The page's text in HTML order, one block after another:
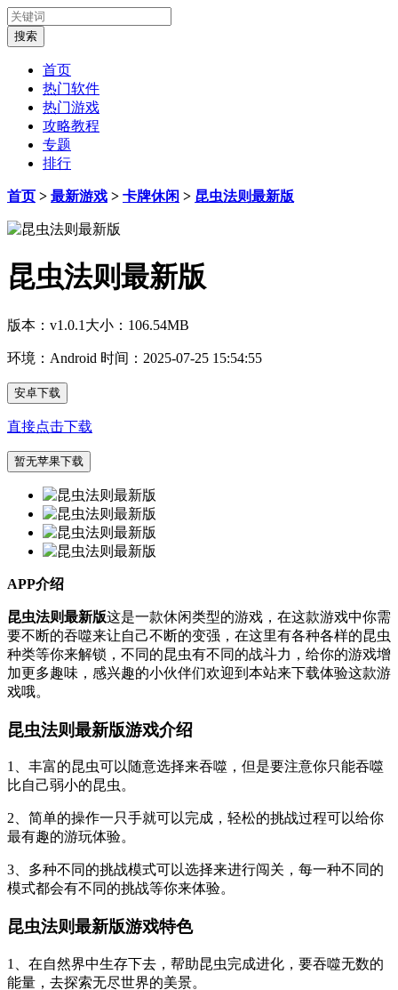
首页
热门软件
热门游戏
攻略教程
专题
排行
首页 > 最新游戏 > 卡牌休闲 > 昆虫法则最新版
昆虫法则最新版
版本：v1.0.1 大小：106.54MB
环境：Android 时间：2025-07-25 15:54:55
安卓下载
直接点击下载
暂无苹果下载
APP介绍
昆虫法则最新版这是一款休闲类型的游戏，在这款游戏中你需
要不断的吞噬来让自己不断的变强，在这里有各种各样的昆虫
种类等你来解锁，不同的昆虫有不同的战斗力，给你的游戏增
加更多趣味，感兴趣的小伙伴们欢迎到本站来下载体验这款游
戏哦。
昆虫法则最新版游戏介绍
1、丰富的昆虫可以随意选择来吞噬，但是要注意你只能吞噬
比自己弱小的昆虫。
2、简单的操作一只手就可以完成，轻松的挑战过程可以给你
最有趣的游玩体验。
3、多种不同的挑战模式可以选择来进行闯关，每一种不同的
模式都会有不同的挑战等你来体验。
昆虫法则最新版游戏特色
1、在自然界中生存下去，帮助昆虫完成进化，要吞噬无数的
能量，去探索无尽世界的美景。